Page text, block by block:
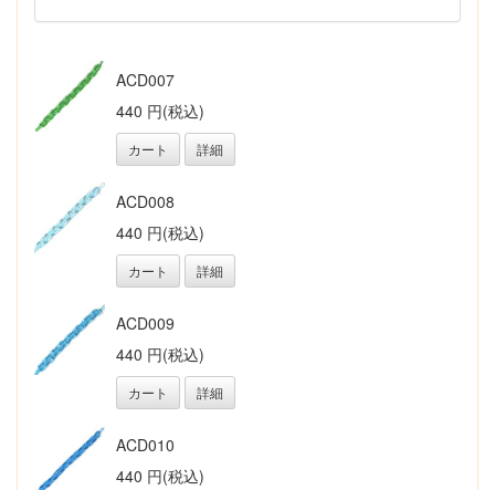
ACD007
440 円(税込)
カート 詳細
ACD008
440 円(税込)
カート 詳細
ACD009
440 円(税込)
カート 詳細
ACD010
440 円(税込)